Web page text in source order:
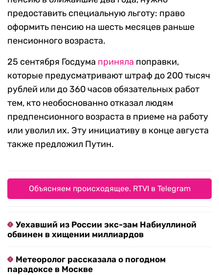
предоставить специальную льготу: право
оформить пенсию на шесть месяцев раньше
пенсионного возраста.
25 сентября Госдума приняла поправки,
которые предусматривают штраф до 200 тысяч
рублей или до 360 часов обязательных работ
тем, кто необоснованно отказал людям
предпенсионного возраста в приеме на работу
или уволил их. Эту инициативу в конце августа
также предложил Путин.
Объясняем происходящее. RTVI в Telegram
Уехавший из России экс-зам Набиуллиной
обвинен в хищении миллиардов
Метеоролог рассказала о погодном
парадоксе в Москве